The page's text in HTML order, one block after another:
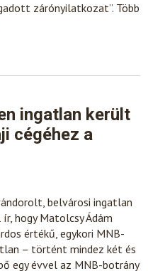
zárónyilatkozat”. Több
ingatlan került
cégéhez a
belvárosi ingatlan
hogy Matolcsy Ádám
értékű, egykori MNB-
– történt mindez két és
egy évvel az MNB-botrány